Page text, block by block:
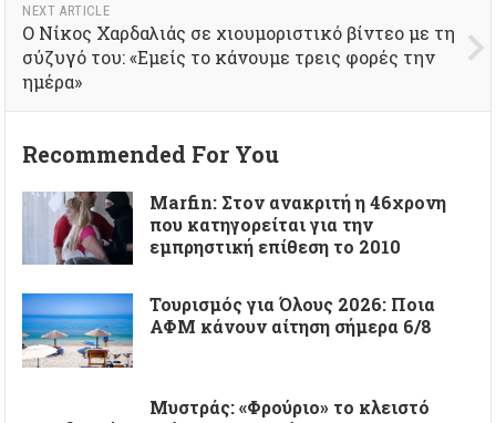
NEXT ARTICLE
Ο Νίκος Χαρδαλιάς σε χιουμοριστικό βίντεο με τη
σύζυγό του: «Εμείς το κάνουμε τρεις φορές την
ημέρα»
Recommended For You
Marfin: Στον ανακριτή η 46χρονη
που κατηγορείται για την
εμπρηστική επίθεση το 2010
Τουρισμός για Όλους 2026: Ποια
ΑΦΜ κάνουν αίτηση σήμερα 6/8
Μυστράς: «Φρούριο» το κλειστό